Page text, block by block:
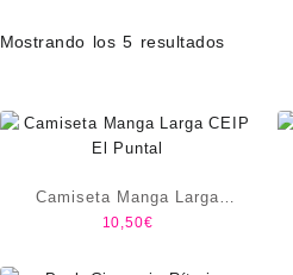
Mostrando los 5 resultados
Camiseta Manga Larga
CEIP El Puntal
10,50€